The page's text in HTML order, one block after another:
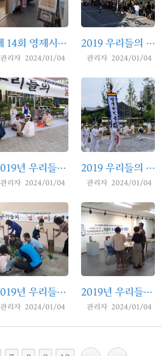
제 14회 영제시조 정기 발표회
관리자 2024/01/04
2019 우리들의 얼 레리 -추석맞이 전통체험 및 풍물 한마당(날뫼북춤)
관리자 2024/01/04
2019년 우리들의 얼 레리 체험 및 토요상설공연(공산농요)
관리자 2024/01/04
2019 우리들의 얼 레리 체험 및 토요상설공연(달성하빈들소리)
관리자 2024/01/04
2019년 우리들의 얼 레리- 체험 및 토요공연(공산농요)
관리자 2024/01/04
2019년 우리들의 얼 레리 - <하향주> 보유자 박환희 작품전&체험
관리자 2024/01/04